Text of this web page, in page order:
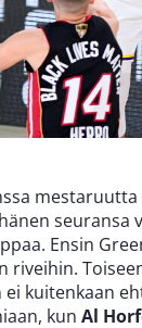
Ensin
riveihin.
ei kuitenkaan
kun Al